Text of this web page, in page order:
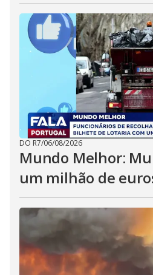
DO R7/06/08/2026
Mundo Melhor:
um milhão de